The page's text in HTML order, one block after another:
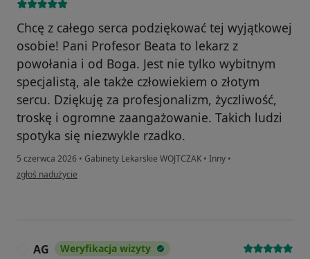
Chcę z całego serca podziękować tej wyjątkowej
osobie! Pani Profesor Beata to lekarz z
powołania i od Boga. Jest nie tylko wybitnym
specjalistą, ale także człowiekiem o złotym
sercu. Dziękuję za profesjonalizm, życzliwość,
troskę i ogromne zaangażowanie. Takich ludzi
spotyka się niezwykle rzadko.
5 czerwca 2026 • Gabinety Lekarskie WOJTCZAK • Inny •
w opinii użytkownika Liudmyla Hrychana
zgłoś nadużycie
AG Weryfikacja wizyty